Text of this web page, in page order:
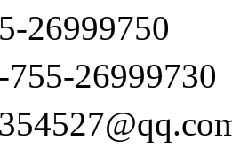
26999750
26999730